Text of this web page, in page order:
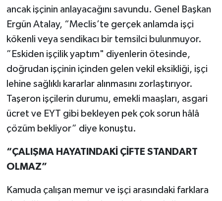
ancak işçinin anlayacağını savundu. Genel Başkan
Ergün Atalay, “Meclis’te gerçek anlamda işçi
kökenli veya sendikacı bir temsilci bulunmuyor.
”Eskiden işçilik yaptım" diyenlerin ötesinde,
doğrudan işçinin içinden gelen vekil eksikliği, işçi
lehine sağlıklı kararlar alınmasını zorlaştırıyor.
Taşeron işçilerin durumu, emekli maaşları, asgari
ücret ve EYT gibi bekleyen pek çok sorun hâlâ
çözüm bekliyor” diye konuştu.
“ÇALIŞMA HAYATINDAKİ ÇİFTE STANDART
OLMAZ”
Kamuda çalışan memur ve işçi arasındaki farklara